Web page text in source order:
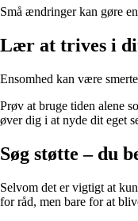
Små ændringer kan gøre
Lær at trives i
Ensomhed kan være
Prøv at bruge tiden alene
øver dig i at nyde dit eget
Søg støtte – du
Selvom det er vigtigt at
for råd, men bare for at